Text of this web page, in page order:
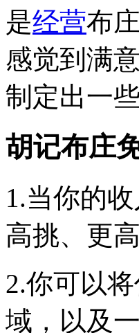
是经营布
感觉到满
制定出一
胡记布庄
1.当你的
高挑、更高
2.你可以
域，以及